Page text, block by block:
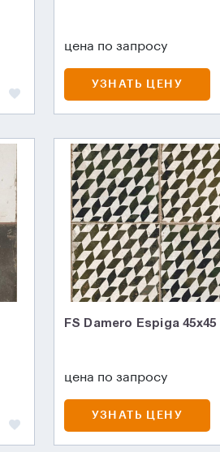
цена по запросу
УЗНАТЬ ЦЕНУ
FS Damero Espiga 45x45
цена по запросу
УЗНАТЬ ЦЕНУ